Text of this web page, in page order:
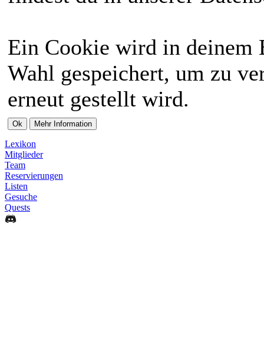
Ein Cookie wird in deinem
Wahl gespeichert, um zu
erneut gestellt wird.
Lexikon
Mitglieder
Team
Reservierungen
Listen
Gesuche
Quests